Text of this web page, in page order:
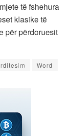
të fshehura
klasike të
për përdoruesit
Word